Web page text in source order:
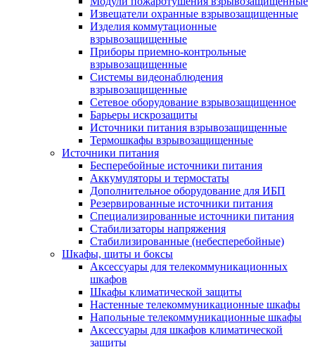
Извещатели охранные взрывозащищенные
Изделия коммутационные
взрывозащищенные
Приборы приемно-контрольные
взрывозащищенные
Системы видеонаблюдения
взрывозащищенные
Сетевое оборудование взрывозащищенное
Барьеры искрозащиты
Источники питания взрывозащищенные
Термошкафы взрывозащищенные
Источники питания
Бесперебойные источники питания
Аккумуляторы и термостаты
Дополнительное оборудование для ИБП
Резервированные источники питания
Специализированные источники питания
Стабилизаторы напряжения
Стабилизированные (небесперебойные)
Шкафы, щиты и боксы
Аксессуары для телекоммуникационных
шкафов
Шкафы климатической защиты
Настенные телекоммуникационные шкафы
Напольные телекоммуникационные шкафы
Аксессуары для шкафов климатической
защиты